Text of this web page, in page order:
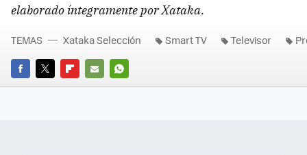
elaborado íntegramente por Xataka.
FACEBOOK
TWITTERFLIPBOARD
E-
WHATSAPP
TEMAS Xataka Selección Smart TV Televisor